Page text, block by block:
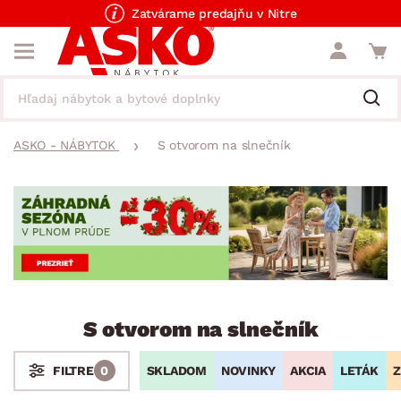
Zatvárame predajňu v Nitre
ASKO - NÁBYTOK S otvorom na slnečník
S otvorom na slnečník
SKLADOM NOVINKY AKCIA LETÁK
FILTRE 0